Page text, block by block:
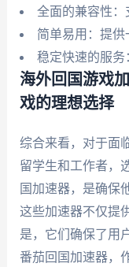
全面的兼容性：
简单易用：提供
稳定快速的服务
海外回国游戏
戏的理想选择
综合来看，对于面
留学生和工作者，
国加速器，是确保
这些加速器不仅提
是，它们确保了用
番茄回国加速器，